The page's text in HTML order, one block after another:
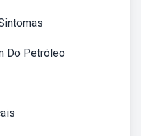
Do Petróleo